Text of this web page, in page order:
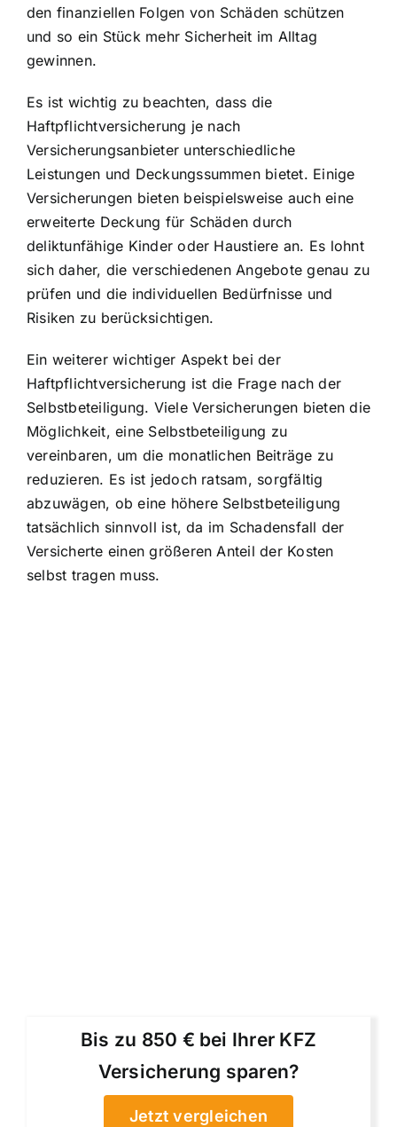
den finanziellen Folgen von Schäden schützen
und so ein Stück mehr Sicherheit im Alltag
gewinnen.
Es ist wichtig zu beachten, dass die
Haftpflichtversicherung je nach
Versicherungsanbieter unterschiedliche
Leistungen und Deckungssummen bietet. Einige
Versicherungen bieten beispielsweise auch eine
erweiterte Deckung für Schäden durch
deliktunfähige Kinder oder Haustiere an. Es lohnt
sich daher, die verschiedenen Angebote genau zu
prüfen und die individuellen Bedürfnisse und
Risiken zu berücksichtigen.
Ein weiterer wichtiger Aspekt bei der
Haftpflichtversicherung ist die Frage nach der
Selbstbeteiligung. Viele Versicherungen bieten die
Möglichkeit, eine Selbstbeteiligung zu
vereinbaren, um die monatlichen Beiträge zu
reduzieren. Es ist jedoch ratsam, sorgfältig
abzuwägen, ob eine höhere Selbstbeteiligung
tatsächlich sinnvoll ist, da im Schadensfall der
Versicherte einen größeren Anteil der Kosten
selbst tragen muss.
Bis zu 850 € bei Ihrer KFZ
Versicherung sparen?
Jetzt vergleichen